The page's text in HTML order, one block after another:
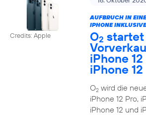
Credits: Apple
AUFBRUCH IN
IPHONE
O2 startet
iPhone
iPhone 12
O2wird die
iPhone 12 Pro,
iPhone 12 und